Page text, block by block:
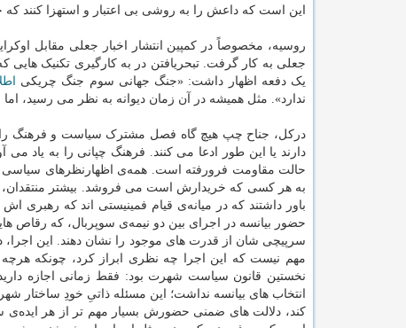
این است که داعش را به روشی بی اعتبار و استهزا کنند
روسیه، مخصوصاً در کمپین انتشار اخبار جعلی مقابل
جعلی به کار گرفت. تبحریافتن در به کارگیری تکنیک
یک دفعه اظهار داشت: «جنگ جهانی سوم جنگ چریکی
ندارد». مثل همیشه در آن زمان دیوانه به نظر می رسید،
درکل، جناح چپ هیچ گاه فصل مشترک سیاست و فرهنگ
دارند یا این طور ادعا می کنند. فرهنگ چپانی را به یاد
حالت مقاومت فرورفته است. همه‌ی اظهارنظرهای سیاسی
باور داشتند که در میانه‌ی قیام فمینیستی اند که
حضور بیانسه در اجرای بین دو نیمه‌ی سوپربال، که رقاص
سرپیچی شان از قدرت های موجود را نشان دهند. این اجرا،
مهم نیست که این اجرا چه نظری ابراز کرد، چونکه
نخستین قانون سیاست شهرت بود: فقط زمانی اجازه
انتخاب های بیانسه نداشت؛ این مسئله ذاتیِ خودِ ساختار
کند، دلالت های ضمنی حضورش بسیار مهم تر از هر ایده‌ی